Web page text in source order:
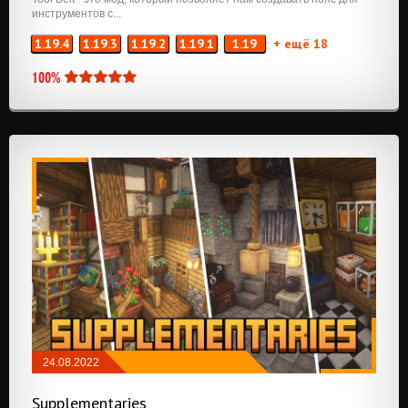
инструментов с...
1.19.4 1.19.3 1.19.2 1.19.1 1.19 + ещё 18
100%
24.08.2022
Supplementaries